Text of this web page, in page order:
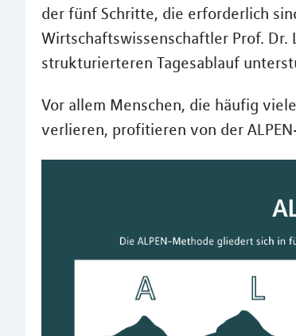
der fünf Schritte, die erforderlich
Wirtschaftswissenschaftler Prof. Dr.
strukturierteren Tagesablauf
Vor allem Menschen, die häufig
verlieren, profitieren von der